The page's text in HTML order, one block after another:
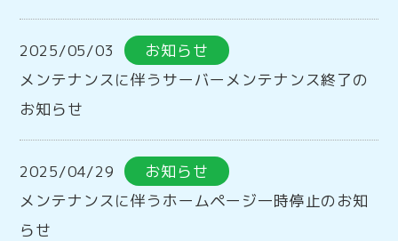
2025/05/03
お知らせ
メンテナンスに伴うサーバーメンテナンス終了の
お知らせ
2025/04/29
お知らせ
メンテナンスに伴うホームページ一時停止のお知
らせ